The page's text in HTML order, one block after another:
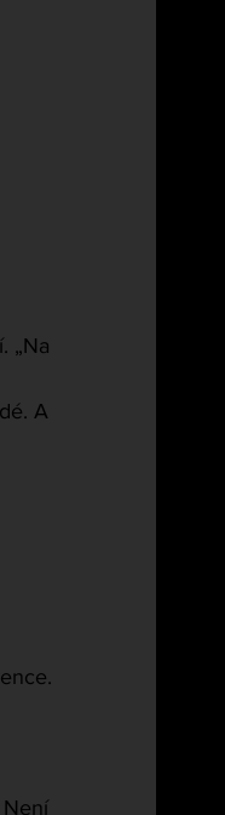
„Na
A